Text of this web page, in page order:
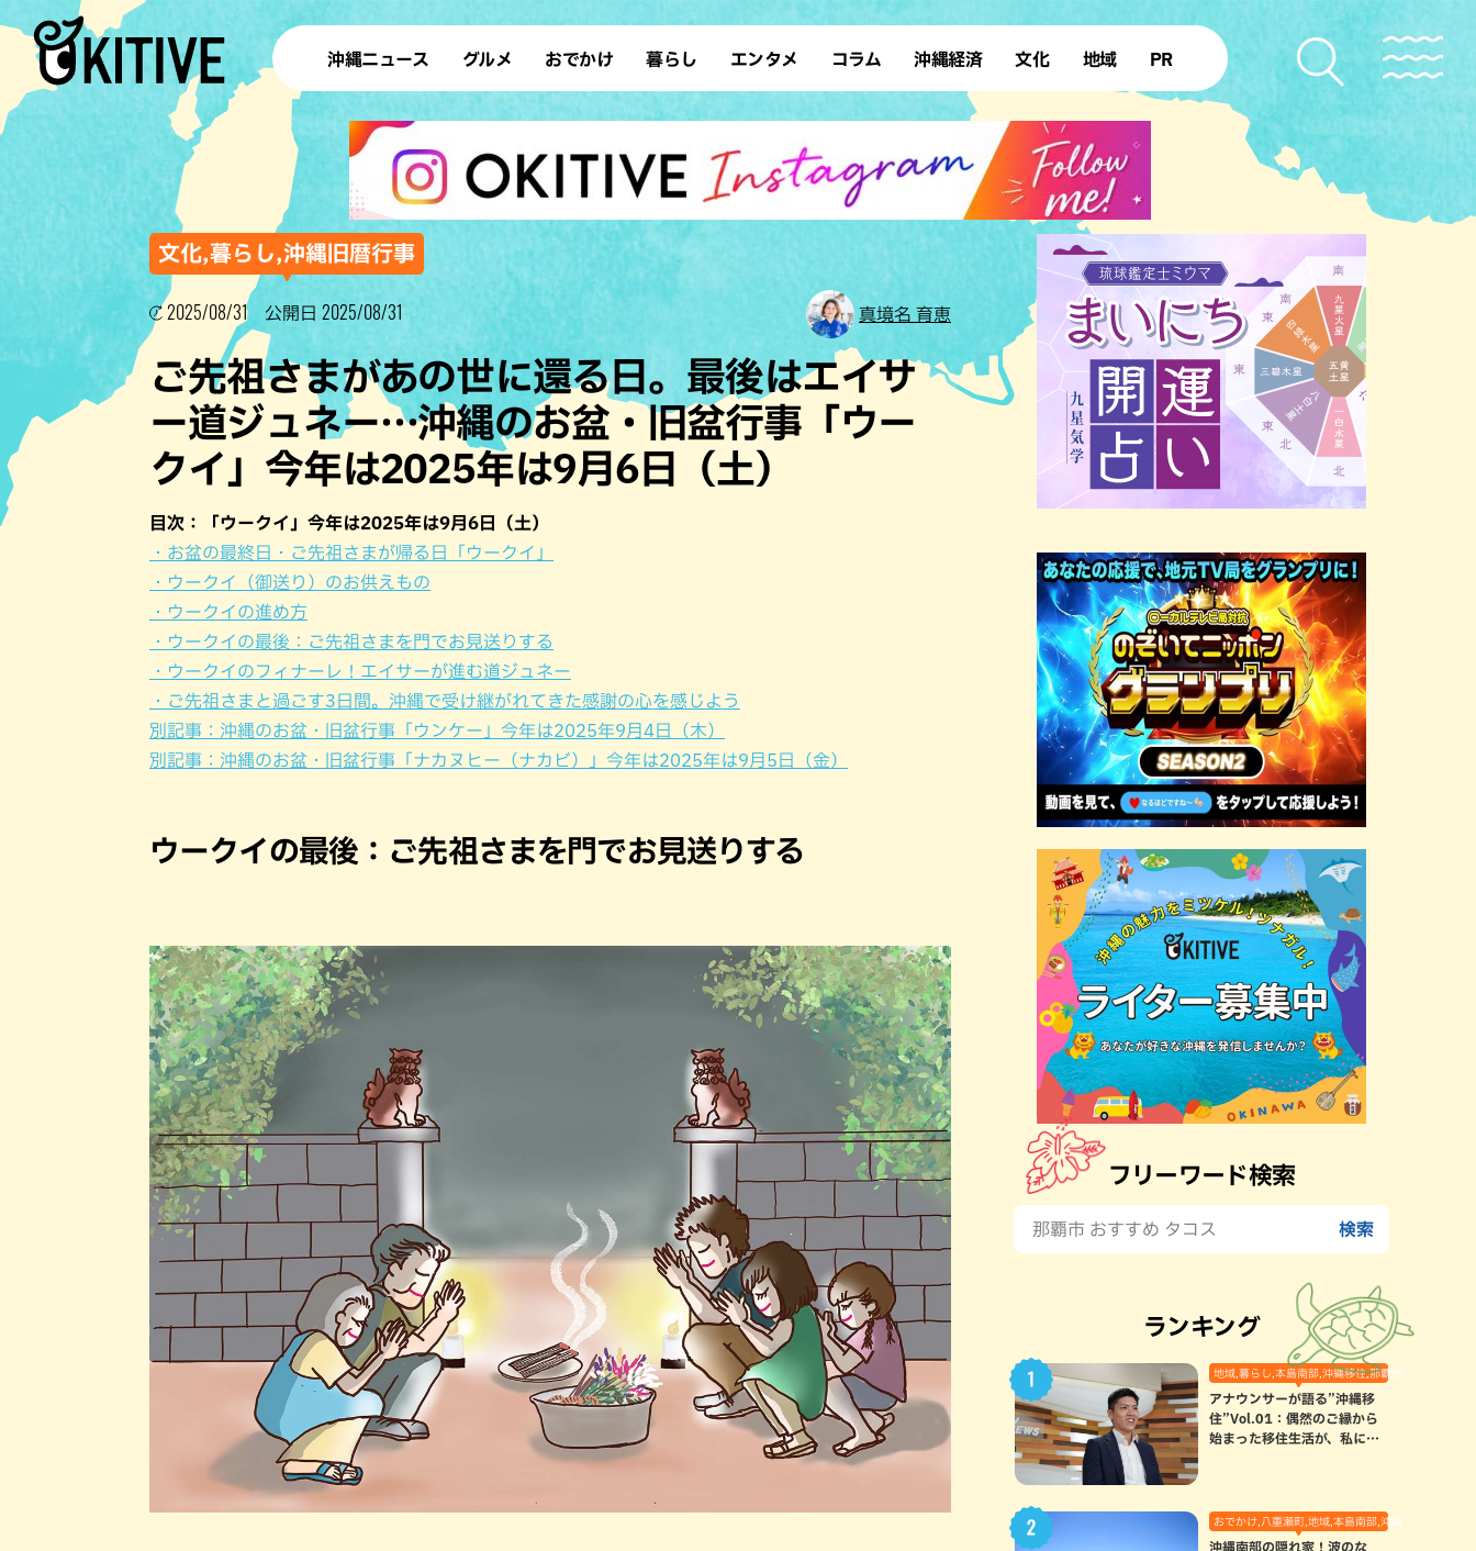
沖縄ニュース グルメ
ラーメン 沖縄そば
テイクアウト カフェ
すし・魚料理 和食・日本料理
沖縄料理 アジア・エスニック
中華
洋食・西洋料理
ステーキ・焼肉 焼鳥・串料理
その他の肉料理 居酒屋・バー
ブッフェ・バイキング スイーツ
ハンバーガー
おでかけ
デート ドライブ
散歩 ソロ活
レジャー
サウナ 公園
沖縄の海
暮らし
レシピ SDGs
ファッション ローカルニュース
沖縄移住 沖縄旧暦行事
エンタメ
スポーツ 占い
タレント・芸人 テレビ
コラム 沖縄経済 文化
復帰50年
地域
本島北部 本島中部
本島南部 先島諸島
北部離島
PR
文化,暮らし,沖縄旧暦行事
2025/08/31 公開日 2025/08/31 真境名 育恵
ご先祖さまがあの世に還る日。最後はエイサ
ー道ジュネー…沖縄のお盆・旧盆行事「ウー
クイ」今年は2025年は9月6日（土）
目次：「ウークイ」今年は2025年は9月6日（土）
・お盆の最終日・ご先祖さまが帰る日「ウークイ」
・ウークイ（御送り）のお供えもの
・ウークイの進め方
・ウークイの最後：ご先祖さまを門でお見送りする
・ウークイのフィナーレ！エイサーが進む道ジュネー
・ご先祖さまと過ごす3日間。沖縄で受け継がれてきた感謝の心を感じよう
別記事：沖縄のお盆・旧盆行事「ウンケー」今年は2025年9月4日（木）
別記事：沖縄のお盆・旧盆行事「ナカヌヒー（ナカビ）」今年は2025年は9月5日（金）
ウークイの最後：ご先祖さまを門でお見送りする
フリーワード検索
ランキング
地域,暮らし,本島南部,沖縄移住,那覇市
アナウンサーが語る”沖縄移
住”Vol.01：偶然のご縁から
始まった移住生活が、私にと
おでかけ,八重瀬町,地域,本島南部,沖縄の海,自然
沖縄南部の隠れ家！波のな